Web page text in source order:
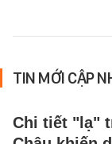
TIN MỚI CẬP
Chi tiết "lạ"